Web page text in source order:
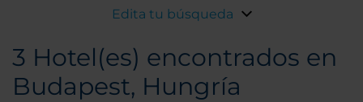
Edita tu búsqueda
3 Hotel(es) encontrados en
Budapest, Hungría